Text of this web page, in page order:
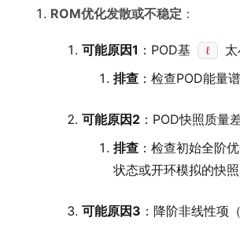
ROM优化发散或不稳定 ：
可能原因1 ：POD基 ℓ
排查 ：检查POD能量
可能原因2 ：POD快照质量
排查 ：检查初始全阶
状态或开环模拟的快照
可能原因3 ：降阶非线性项